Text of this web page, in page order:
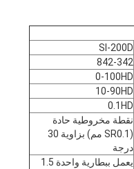
SI-200D
842-342
0-100HD
10-90HD
0.1HD
نقطة مخروطية حادة
(SR0.1 مم) بزاوية 30
درجة
يعمل ببطارية واحدة 1.5